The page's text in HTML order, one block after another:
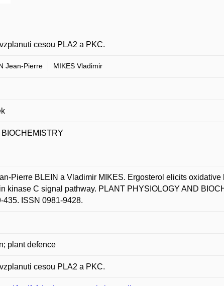
cesou PLA2 a PKC.
Jean-Pierre MIKES Vladimir
Pierre BLEIN a Vladimir MIKES. Ergosterol elicits
kinase C signal pathway. PLANT PHYSIOLOGY AND
435. ISSN 0981-9428.
plant defence
cesou PLA2 a PKC.